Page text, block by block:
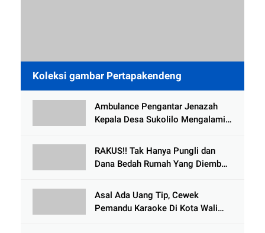
Koleksi gambar Pertapakendeng
Ambulance Pengantar Jenazah
Kepala Desa Sukolilo Mengalami
Meninggal Dunia
RAKUS!! Tak Hanya Pungli dan
Dana Bedah Rumah Yang Diembat,
Tlogowungu, di Duga
Selewengkan Bantuan Mushola
Asal Ada Uang Tip, Cewek
Pemandu Karaoke Di Kota Wali